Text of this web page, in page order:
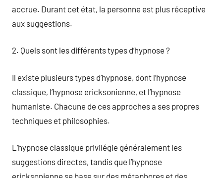
accrue. Durant cet état, la personne est plus réceptive
aux suggestions.
2. Quels sont les différents types d’hypnose ?
Il existe plusieurs types d’hypnose, dont l’hypnose
classique, l’hypnose ericksonienne, et l’hypnose
humaniste. Chacune de ces approches a ses propres
techniques et philosophies.
L’hypnose classique privilégie généralement les
suggestions directes, tandis que l’hypnose
ericksonienne se base sur des métaphores et des